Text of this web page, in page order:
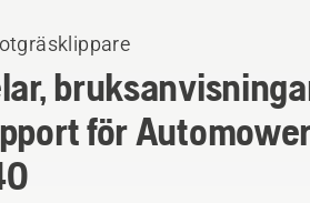
för